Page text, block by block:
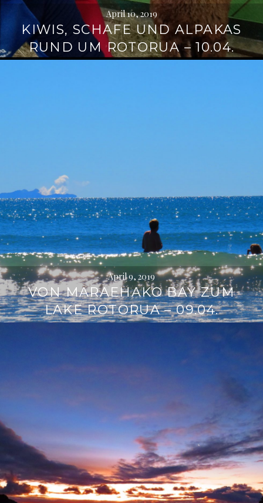
April 10, 2019
KIWIS, SCHAFE UND ALPAKAS
RUND UM ROTORUA – 10.04.
April 9, 2019
VON MARAEHAKO BAY ZUM
LAKE ROTORUA – 09.04.